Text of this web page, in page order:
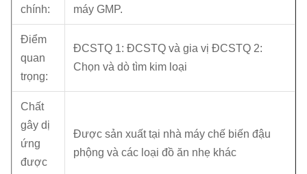
chính:
máy GMP.
Điểm
quan
trọng:
ĐCSTQ 1: ĐCSTQ và gia vị ĐCSTQ 2:
Chọn và dò tìm kim loại
Chất
gây dị
ứng
được
Được sản xuất tại nhà máy chế biến đậu
phộng và các loại đồ ăn nhẹ khác